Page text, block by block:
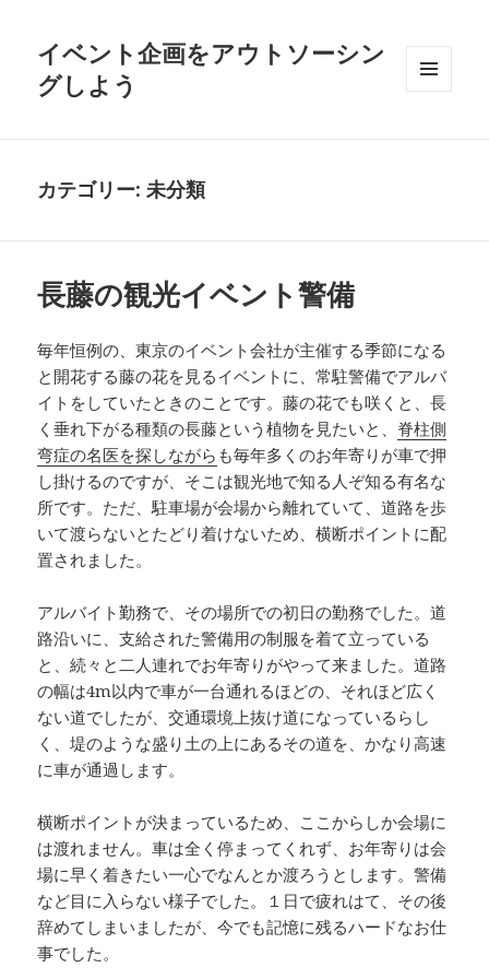
イベント企画をアウトソーシン
グしよう
カテゴリー:未分類
長藤の観光イベント警備
毎年恒例の、東京のイベント会社が主催する季節になる
と開花する藤の花を見るイベントに、常駐警備でアルバ
イトをしていたときのことです。藤の花でも咲くと、長
く垂れ下がる種類の長藤という植物を見たいと、 脊柱側
弯症の名医を探しながら も毎年多くのお年寄りが車で押
し掛けるのですが、そこは観光地で知る人ぞ知る有名な
所です。ただ、駐車場が会場から離れていて、道路を歩
いて渡らないとたどり着けないため、横断ポイントに配
置されました。
アルバイト勤務で、その場所での初日の勤務でした。道
路沿いに、支給された警備用の制服を着て立っている
と、続々と二人連れでお年寄りがやって来ました。道路
の幅は4m以内で車が一台通れるほどの、それほど広く
ない道でしたが、交通環境上抜け道になっているらし
く、堤のような盛り土の上にあるその道を、かなり高速
に車が通過します。
横断ポイントが決まっているため、ここからしか会場に
は渡れません。車は全く停まってくれず、お年寄りは会
場に早く着きたい一心でなんとか渡ろうとします。警備
など目に入らない様子でした。１日で疲れはて、その後
辞めてしまいましたが、今でも記憶に残るハードなお仕
事でした。